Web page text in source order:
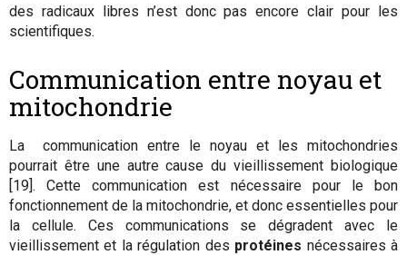
des radicaux libres n’est donc pas encore clair pour les
scientifiques.
Communication entre noyau et
mitochondrie
La communication entre le noyau et les mitochondries
pourrait être une autre cause du vieillissement biologique
[19]. Cette communication est nécessaire pour le bon
fonctionnement de la mitochondrie, et donc essentielles pour
la cellule. Ces communications se dégradent avec le
vieillissement et la régulation des protéines nécessaires à